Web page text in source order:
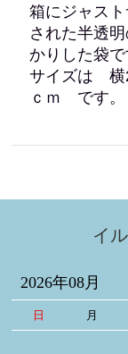
箱にジャス
された半透
かりした袋で
サイズは 横
ｃｍ です。
イ
2026年08月
日 月